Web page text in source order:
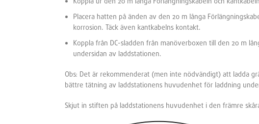
Placera hatten på änden av den 20 m långa
korrosion. Täck även kantkabelns kontakt.
Koppla från DC-sladden från manöverboxen till den 20 m
undersidan av laddstationen.
Obs: Det är rekommenderat (men inte nödvändigt) att ladda
bättre tätning av laddstationens huvudenhet för laddning
Skjut in stiften på laddstationens huvudenhet i den främre